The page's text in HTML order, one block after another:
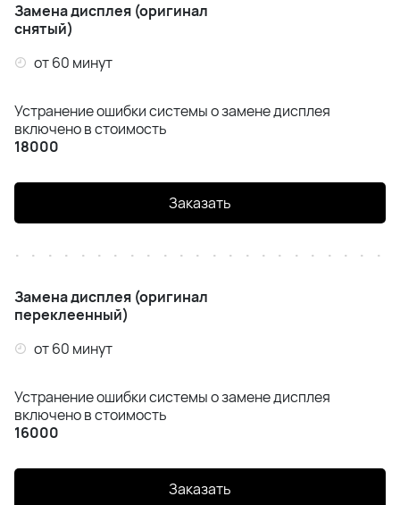
iPhone 17 Pro
iPhone Air
iPhone 16 Plus
iPhone 16e
IPhone 16
iPhone 15 Pro
iPhone 15 Plus
Замена дисплея (оригинал
снятый)
от 60 минут
Устранение ошибки системы о замене дисплея
включено в стоимость
18000
Заказать
Замена дисплея (оригинал
переклеенный)
от 60 минут
Устранение ошибки системы о замене дисплея
включено в стоимость
16000
Заказать